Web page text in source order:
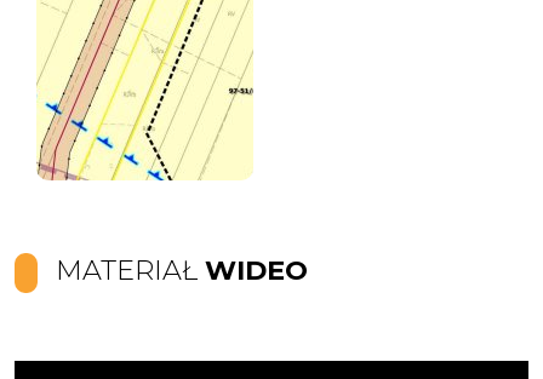
MATERIAŁ WIDEO